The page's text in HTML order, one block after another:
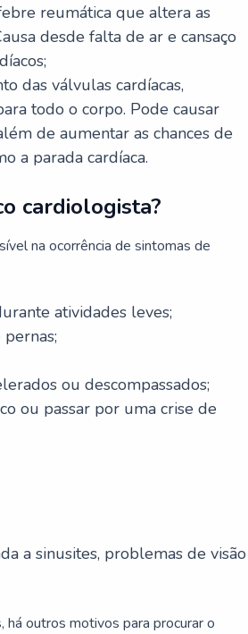
reumática que altera as
desde falta de ar e cansaço
das válvulas cardíacas,
todo o corpo. Pode causar
de aumentar as chances de
a parada cardíaca.
cardiologista?
na ocorrência de sintomas de
atividades leves;
ou descompassados;
ou passar por uma crise de
a sinusites, problemas de visão
outros motivos para procurar o